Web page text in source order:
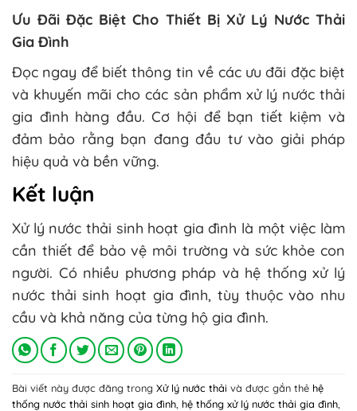
Ưu Đãi Đặc Biệt Cho Thiết Bị Xử Lý Nước Thải
Gia Đình
Đọc ngay để biết thông tin về các ưu đãi đặc biệt
và khuyến mãi cho các sản phẩm xử lý nước thải
gia đình hàng đầu. Cơ hội để bạn tiết kiệm và
đảm bảo rằng bạn đang đầu tư vào giải pháp
hiệu quả và bền vững.
Kết luận
Xử lý nước thải sinh hoạt gia đình là một việc làm
cần thiết để bảo vệ môi trường và sức khỏe con
người. Có nhiều phương pháp và hệ thống xử lý
nước thải sinh hoạt gia đình, tùy thuộc vào nhu
cầu và khả năng của từng hộ gia đình.
Bài viết này được đăng trong Xử lý nước thải và được gắn thẻ hệ
thống nước thải sinh hoạt gia đình hệ thống xử lý nước thải gia đình